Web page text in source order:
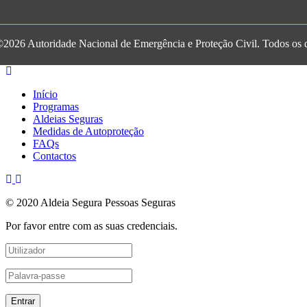
Autoridade Nacional de Emergência e Proteção Civil. Todos os
Início
Programas
Aldeias Seguras
Medidas de Autoproteção
FAQs
Contactos
© 2020 Aldeia Segura Pessoas Seguras
Por favor entre com as suas credenciais.